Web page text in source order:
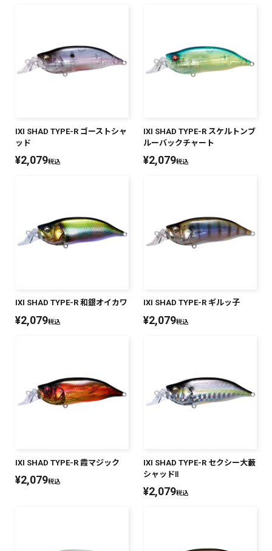
リセット この内容で検索する
IXI SHAD TYPE-R ゴーストシャ
ッド
¥2,079税込
IXI SHAD TYPE-R スケルトンブ
ルーバックチャート
¥2,079税込
IXI SHAD TYPE-R 和銀オイカワ
¥2,079税込
IXI SHAD TYPE-R ギルッ子
¥2,079税込
IXI SHAD TYPE-R 霞マジック
¥2,079税込
IXI SHAD TYPE-R セクシー大藪
シャッドⅡ
¥2,079税込